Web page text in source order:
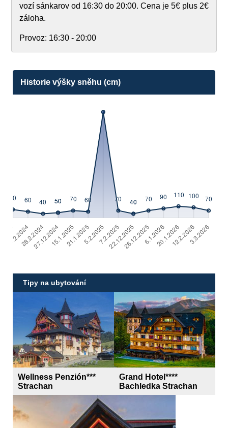
vozí sánkarov od 16:30 do 20:00. Cena je 5€ plus 2€
záloha.
Provoz: 16:30 - 20:00
Historie výšky sněhu (cm)
Tipy na ubytování
Wellness Penzión***
Strachan
Grand Hotel****
Bachledka Strachan